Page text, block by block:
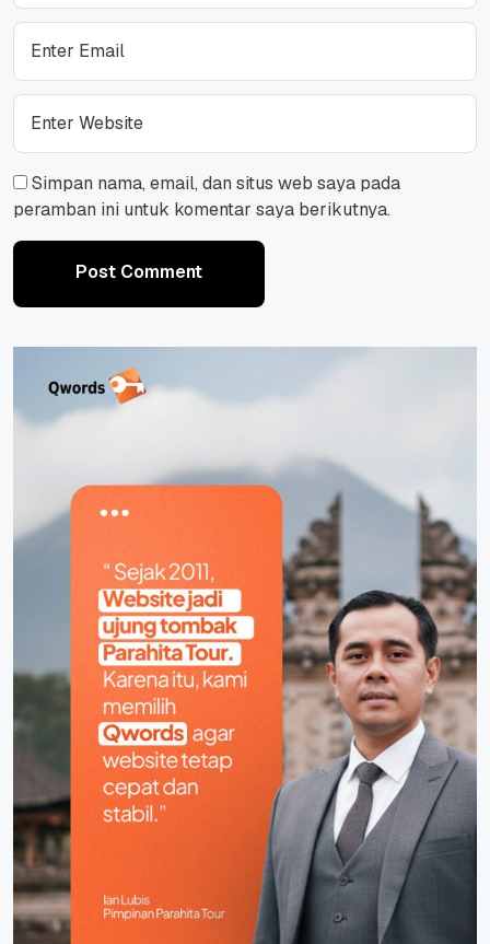
Simpan nama, email, dan situs web saya pada
peramban ini untuk komentar saya berikutnya.
Post Comment